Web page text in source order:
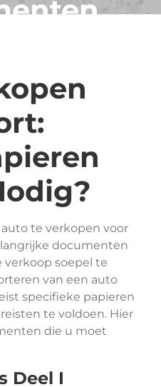
te verkopen voor
documenten
soepel te
van een auto
specifieke papieren
te voldoen. Hier
die u moet
Deel I